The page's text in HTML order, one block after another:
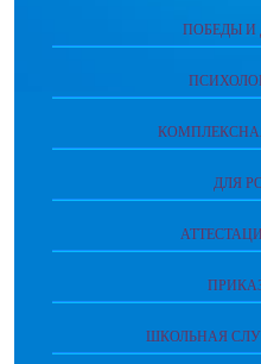
ПОБЕДЫ И
ДЛЯ
ШКОЛЬНАЯ